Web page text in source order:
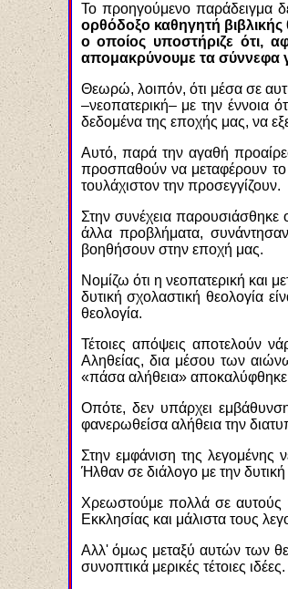
Το προηγούμενο παράδειγμα
ορθόδοξο καθηγητή βιβλικής
ο οποίος υποστήριζε ότι,
απομακρύνουμε τα σύννεφα
Θεωρώ, λοιπόν, ότι μέσα σε
–νεοπατερική– με την έννοια
δεδομένα της εποχής μας, να
Αυτό, παρά την αγαθή
προσπαθούν να μεταφέρουν
τουλάχιστον την προσεγγίζουν.
Στην συνέχεια παρουσιάσθηκε
άλλα προβλήματα,
βοηθήσουν στην εποχή μας.
Νομίζω ότι η νεοπατερική και
δυτική σχολαστική θεολογία
θεολογία.
Τέτοιες απόψεις αποτελούν
Αληθείας, δια μέσου των
«πάσα αλήθεια»
Οπότε, δεν υπάρχει
φανερωθείσα αλήθεια την
Στην εμφάνιση της λεγομένης
Ήλθαν σε διάλογο με την
Χρεωστούμε πολλά σε αυτούς
Εκκλησίας και μάλιστα τους
Αλλ' όμως μεταξύ αυτών των
συνοπτικά μερικές τέτοιες ιδέες.